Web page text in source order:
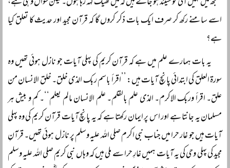
اسے سامنے رکھ کر صرف ایک بات ذکر کروں گا کہ قرآن مجید اور حدیث کا تعلق کیا
ہے؟
یہ بات ہمارے علم میں ہے کہ قرآن کریم کی پہلی آیات جو نازل ہوئی تھیں وہ
سورۃ العلق کی ابتدائی پانچ آیات ہیں: ’’اقرأ باسم ربک الذی خلق۔ خلق الانسان من
علق۔ اقرأ وربک الاکرم۔ الذی علم بالقلم۔ علم الانسان مالم یعلم‘‘۔ کم و بیش ہر
مسلمان یہ جانتا ہے اور اس پر ایمان رکھتا ہے کہ یہ پانچ آیات قرآن کریم کی وہ پہلی
آیات ہیں جو غار حرا میں جناب نبی اکرم صلی اللہ علیہ وسلم پر نازل ہوئی تھیں۔ قرآنِ
مجید کی پہلی وحی کی یہ آیات ہمیں غارِ حرا سے ملی ہیں کہ وہاں نبی کریم صلی اللہ علیہ وسلم